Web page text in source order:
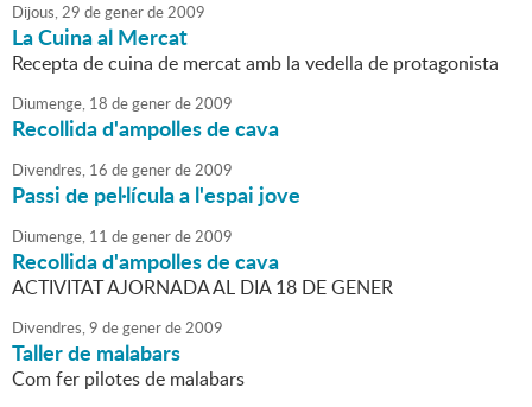
Dijous,29 degenerde2009
La Cuina al Mercat
Recepta de cuina de mercat amb la vedella de protagonista
Diumenge, 18 degenerde2009
Recollida d'ampolles de cava
Divendres, 16 degenerde2009
Passi de pel·lícula a l'espai jove
Diumenge, 11 degenerde2009
Recollida d'ampolles de cava
ACTIVITAT AJORNADA AL DIA 18 DE GENER
Divendres,9 degenerde2009
Taller de malabars
Com fer pilotes de malabars